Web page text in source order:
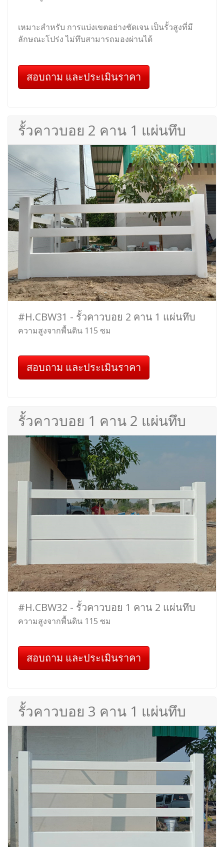
เหมาะสำหรับ การแบ่งเขตอย่างชัดเจน เป็นรั้วสูงที่มี
ลักษณะโปร่ง ไม่ทึบสามารถมองผ่านได้
สอบถาม และประเมินราคา
รั้วคาวบอย 2 คาน 1 แผ่นทึบ
#H.CBW31 - รั้วคาวบอย 2 คาน 1 แผ่นทึบ
ความสูงจากพื้นดิน 115 ซม
สอบถาม และประเมินราคา
รั้วคาวบอย 1 คาน 2 แผ่นทึบ
#H.CBW32 - รั้วคาวบอย 1 คาน 2 แผ่นทึบ
ความสูงจากพื้นดิน 115 ซม
สอบถาม และประเมินราคา
รั้วคาวบอย 3 คาน 1 แผ่นทึบ